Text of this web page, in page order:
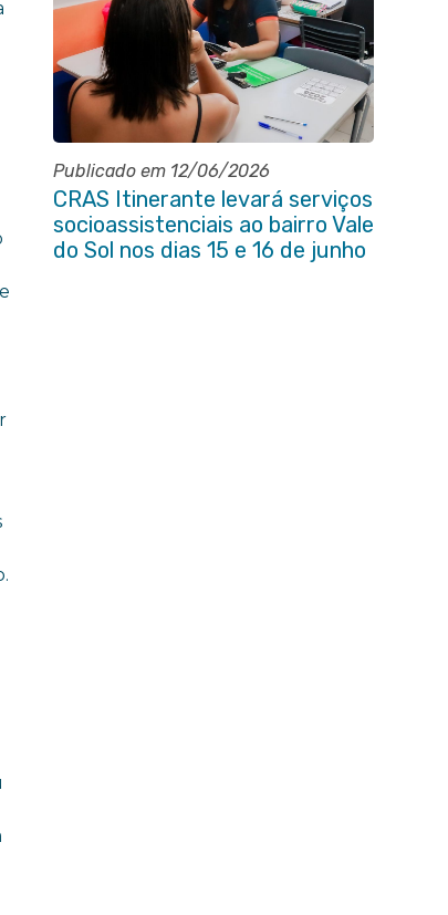
Publicado em 12/06/2026
CRAS Itinerante levará serviços
socioassistenciais ao bairro Vale
do Sol nos dias 15 e 16 de junho